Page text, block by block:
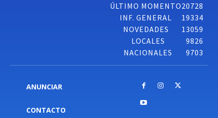
ÚLTIMO MOMENTO20728
INF. GENERAL
19334
NOVEDADES
13059
LOCALES
9826
NACIONALES
9703
ANUNCIAR
CONTACTO